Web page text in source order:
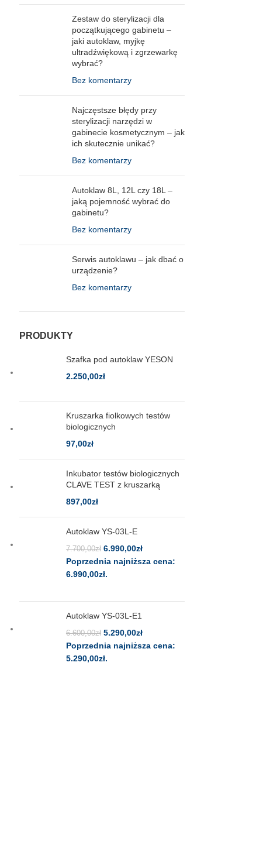
Zestaw do sterylizacji dla
początkującego gabinetu –
jaki autoklaw, myjkę
ultradźwiękową i zgrzewarkę
wybrać?
Bez komentarzy
Najczęstsze błędy przy
sterylizacji narzędzi w
gabinecie kosmetycznym – jak
ich skutecznie unikać?
Bez komentarzy
Autoklaw 8L, 12L czy 18L –
jaką pojemność wybrać do
gabinetu?
Bez komentarzy
Serwis autoklawu – jak dbać o
urządzenie?
Bez komentarzy
PRODUKTY
Szafka pod autoklaw YESON
2.250,00zł
Kruszarka fiolkowych testów
biologicznych
97,00zł
Inkubator testów biologicznych
CLAVE TEST z kruszarką
897,00zł
Autoklaw YS-03L-E
7.700,00zł 6.990,00zł
Poprzednia najniższa cena:
6.990,00zł.
Autoklaw YS-03L-E1
6.600,00zł 5.290,00zł
Poprzednia najniższa cena:
5.290,00zł.